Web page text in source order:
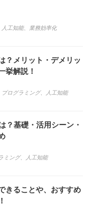
人工知能、 業務効率化
？メリット・デメリッ
挙解説！
プログラミング、 人工知能
？基礎・活用シーン・
ミング、 人工知能
きることや、おすすめ